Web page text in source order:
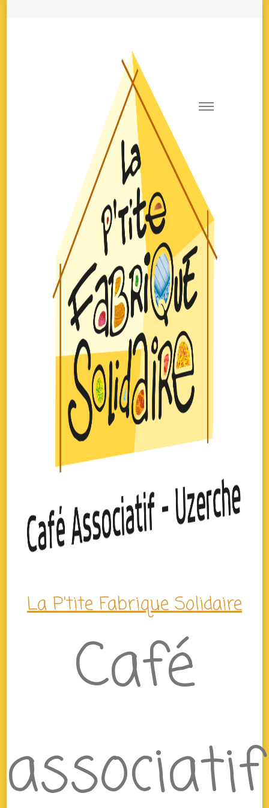
La P'tite Fabrique Solidaire
Café
associatif